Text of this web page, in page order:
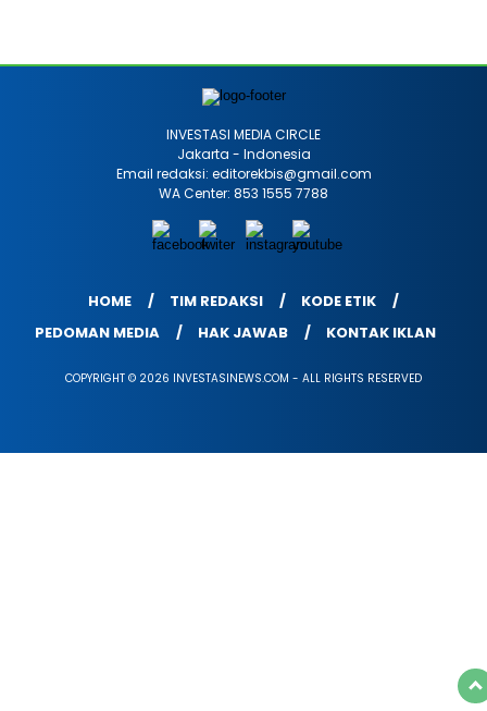
INVESTASI MEDIA CIRCLE
Jakarta - Indonesia
Email redaksi: editorekbis@gmail.com
WA Center: 853 1555 7788
HOME TIM REDAKSI
KODE ETIK
PEDOMAN MEDIA
HAK JAWAB KONTAK IKLAN
COPYRIGHT © 2026 INVESTASINEWS.COM - ALL RIGHTS RESERVED